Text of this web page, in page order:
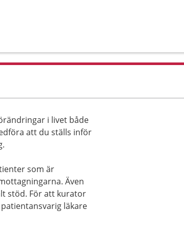
i livet både
att du ställs inför
som är
Även
stöd. För att kurator
läkare